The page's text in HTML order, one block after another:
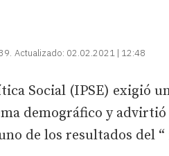
Actualizado: 02.02.2021 | 12:48
Social (IPSE) exigió
demográfico y
de los resultados del “